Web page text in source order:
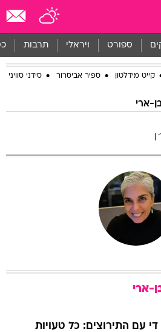
ספורט ויראלי תרבות
קייט מידלטון ספיר אביסרור סידני סוויני
ארי
ארי
די עם התירוצים: כל טעויות